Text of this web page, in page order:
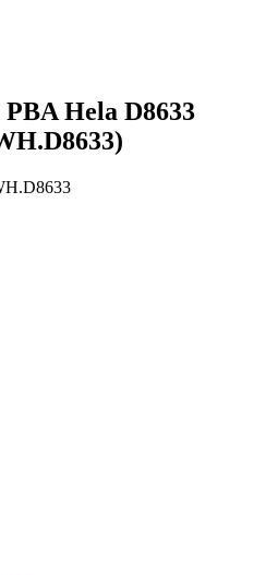
Hela D8633